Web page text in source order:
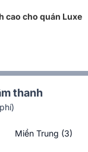
in trên tấm ê
cao cho quán Luxe
thanh
Miền Trung (3)